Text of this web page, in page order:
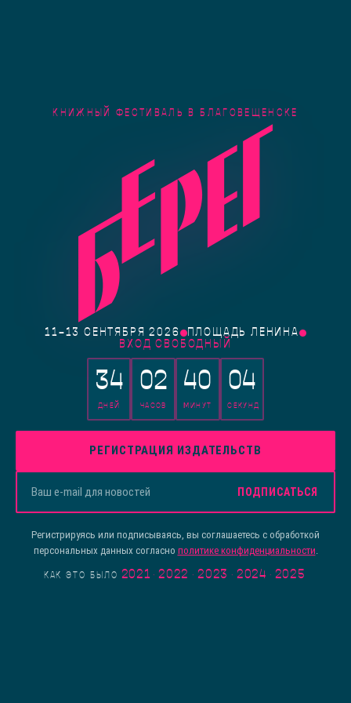
КНИЖНЫЙ ФЕСТИВАЛЬ В БЛАГОВЕЩЕНСКЕ
11–13 СЕНТЯБРЯ 2026
ПЛОЩАДЬ ЛЕНИНА
ВХОД СВОБОДНЫЙ
34
ДНЕЙ
02
ЧАСОВ
40
МИНУТ
04
СЕКУНД
РЕГИСТРАЦИЯ ИЗДАТЕЛЬСТВ
ПОДПИСАТЬСЯ
Регистрируясь или подписываясь, вы соглашаетесь с обработкой
персональных данных согласно политике конфиденциальности
КАК ЭТО БЫЛО 2021 · 2022 · 2023 · 2024 · 2025